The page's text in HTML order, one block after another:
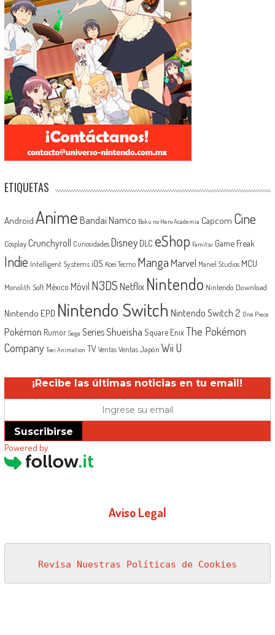
ETIQUETAS
Android Anime Bandai Namco Boku no Hero Academia Capcom Cine
Cosplay Crunchyroll Curiosidades Disney DLC eShop Famitsu Game Freak
Indie Intelligent Systems iOS Koei Tecmo MangaMarvel Marvel Studios MCU
Monolith Soft México Móvil N3DSNetflix Nintendo Nintendo Download
Nintendo EPD Nintendo Switch Nintendo Switch 2 One Piece
Pokémon Rumor Sega SeriesShueisha Square EnixThe Pokémon
Company Toei Animation TV Ventas Ventas Japón Wii U
¡Recibe las últimas noticias en tu email!
Suscribirse
Powered by
Aviso Legal
Revisa Nuestras Políticas de Cookies